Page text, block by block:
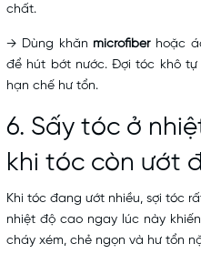
chất.
→ Dùng khăn microfiberhoặc
để hút bớt nước. Đợi tóc khô tự
hạn chế hư tổn.
6. Sấy tóc ở
khi tóc còn ướt
Khi tóc đang ướt nhiều, sợi tóc
nhiệt độ cao ngay lúc này
cháy xém, chẻ ngọn và hư tổn